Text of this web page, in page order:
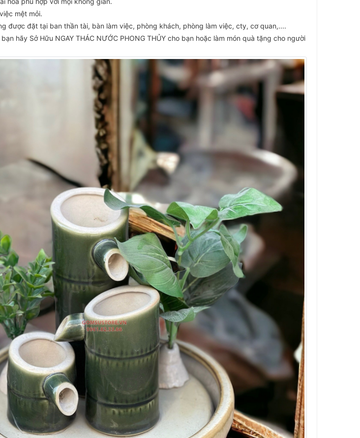
mệt mỏi.
được đặt tại ban thần tài, bàn làm việc, phòng khách, phòng làm việc, cty, cơ quan,....
hãy Sở Hữu NGAY THÁC NƯỚC PHONG THỦY cho bạn hoặc làm món quà tặng cho người